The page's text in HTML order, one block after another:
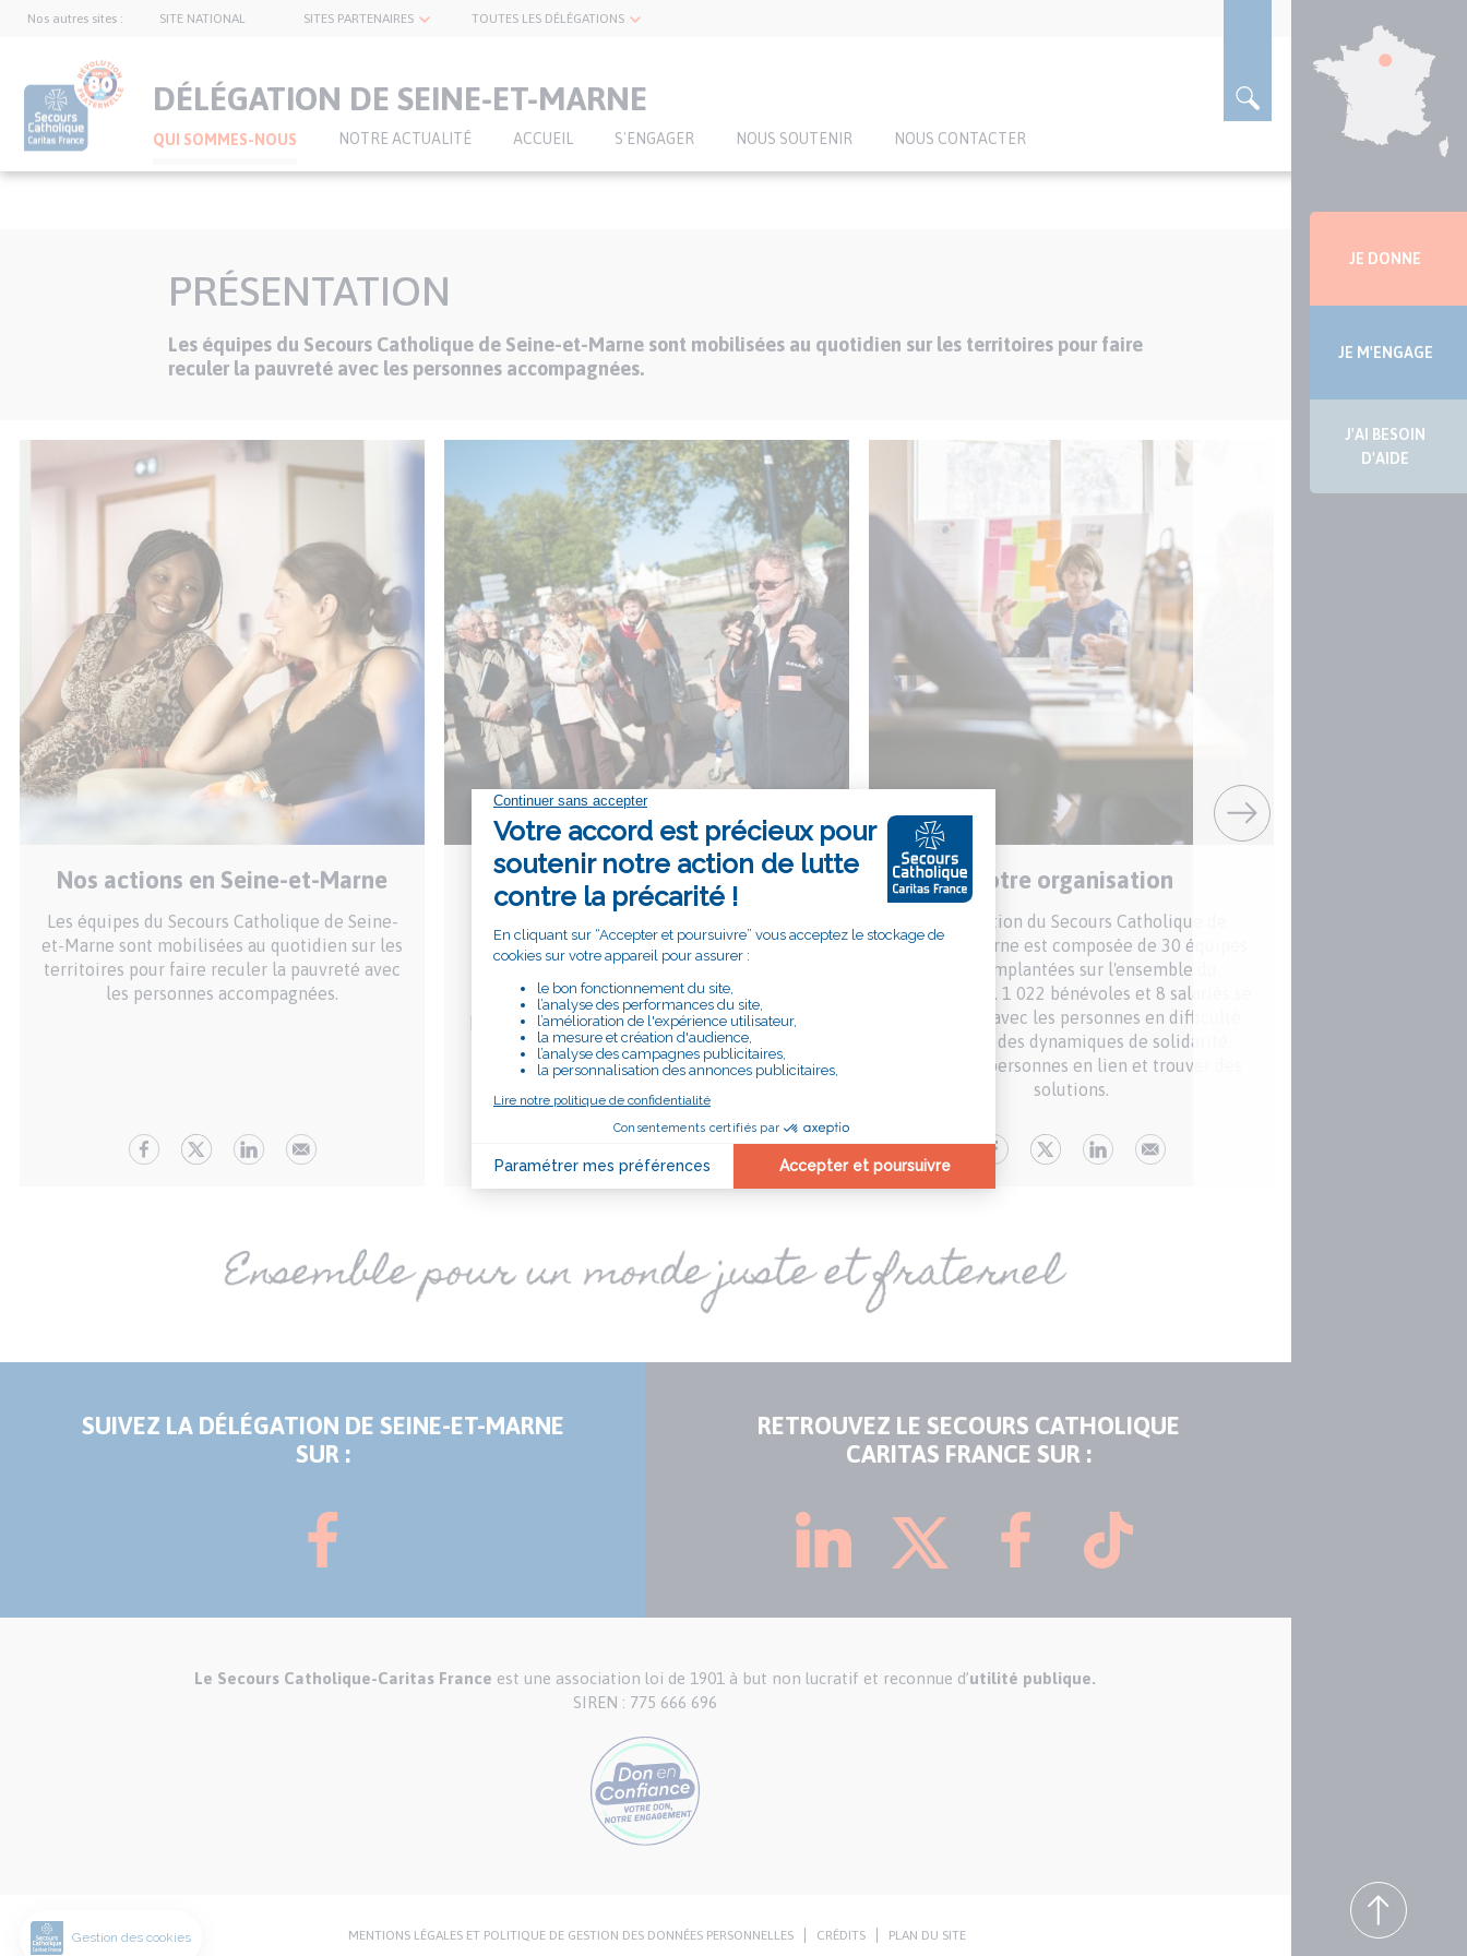
Nos autres sites : SITE NATIONAL SITES PARTENAIRES TOUTES LES DÉLÉGATIONS
DÉLÉGATION DE SEINE-ET-MARNE
QUI SOMMES-NOUS NOTRE ACTUALITÉ ACCUEIL S'ENGAGER NOUS SOUTENIR NOUS CONTACTER
PRÉSENTATION
Texte
Les équipes du Secours Catholique de Seine-et-Marne sont mobilisées au quotidien sur les territoires pour faire
reculer la pauvreté avec les personnes accompagnées.
Nos actions en Seine-et-Marne
Les équipes du Secours Catholique de Seine-
et-Marne sont mobilisées au quotidien sur les
territoires pour faire reculer la pauvreté avec
les personnes accompagnées.
Notre plaidoyer en Seine-et-
Marne
Le Secours Catholique mène au niveau
auprès des acteurs politiques et avec les
personnes en difficulté pour faire évoluer les
pratiques et permettre aux plus pauvres
d’accéder à une vie plus digne.
Notre organisation
La délégation du Secours Catholique de
Seine-et-Marne est composée de 30 équipes
locales implantées sur l'ensemble du
département. 1 022 bénévoles et 8 salariés se
mobilisent avec les personnes en difficulté
pour créer des dynamiques de solidarité,
mettre les personnes en lien et trouver des
solutions.
latéraleJE DONNE
JE M'ENGAGE
J'AI BESOIN
D'AIDE
SUIVEZ LA DÉLÉGATION DE SEINE-ET-MARNE
SUR :
RETROUVEZ LE SECOURS CATHOLIQUE
CARITAS FRANCE SUR :
Le Secours Catholique-Caritas France est une association loi de 1901 à but non lucratif et reconnue d’utilité publique.
SIREN : 775 666 696
MENTIONS LÉGALES ET POLITIQUE DE GESTION DES DONNÉES PERSONNELLES CRÉDITS PLAN DU SITE